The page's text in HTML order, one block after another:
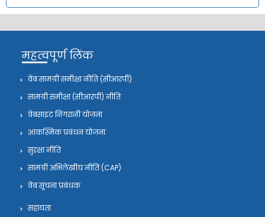
महत्वपूर्ण लिंक
वेब सामग्री समीक्षा नीति (सीआरपी)
सामग्री समीक्षा (सीआरपी) नीति
वेबसाइट निगरानी योजना
आकस्मिक प्रबंधन योजना
सुरक्षा नीति
सामग्री अभिलेखीय नीति (CAP)
वेब सूचना प्रबंधक
सहायता